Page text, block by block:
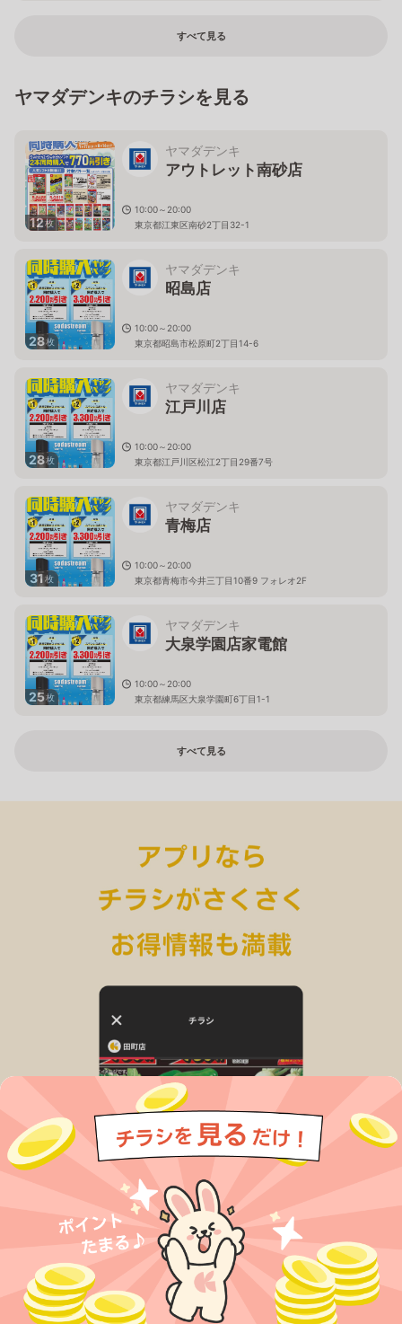
すべて見る
ヤマダデンキのチラシを見る
12枚
ヤマダデンキ
アウトレット南砂店
10:00～20:00
東京都江東区南砂2丁目32-1
28枚
ヤマダデンキ
昭島店
10:00～20:00
東京都昭島市松原町2丁目14-6
28枚
ヤマダデンキ
江戸川店
10:00～20:00
東京都江戸川区松江2丁目29番7号
31枚
ヤマダデンキ
青梅店
10:00～20:00
東京都青梅市今井三丁目10番9 フォレオ2F
25枚
ヤマダデンキ
大泉学園店家電館
10:00～20:00
東京都練馬区大泉学園町6丁目1-1
すべて見る